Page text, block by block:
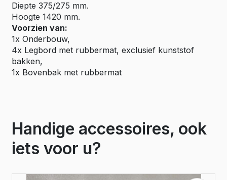
Diepte 375/275 mm.
Hoogte 1420 mm.
Voorzien van:
1x Onderbouw,
4x Legbord met rubbermat, exclusief kunststof
bakken,
1x Bovenbak met rubbermat
Handige accessoires, ook
iets voor u?